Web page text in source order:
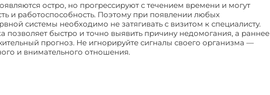
остро, но прогрессируют с течением времени и могут
и работоспособность. Поэтому при появлении любых
системы необходимо не затягивать с визитом к специалисту.
позволяет быстро и точно выявить причину недомогания, а раннее
прогноз. Не игнорируйте сигналы своего организма —
и внимательного отношения.